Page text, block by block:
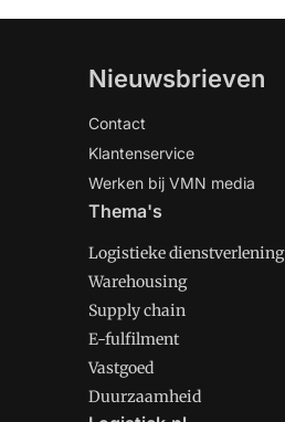
Nieuwsbrieven
Contact
Klantenservice
Werken bij VMN media
Thema's
Logistieke dienstverlening
Warehousing
Supply chain
E-fulfilment
Vastgoed
Duurzaamheid